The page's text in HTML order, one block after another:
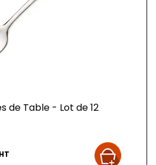
de Table - Lot de 12
HT